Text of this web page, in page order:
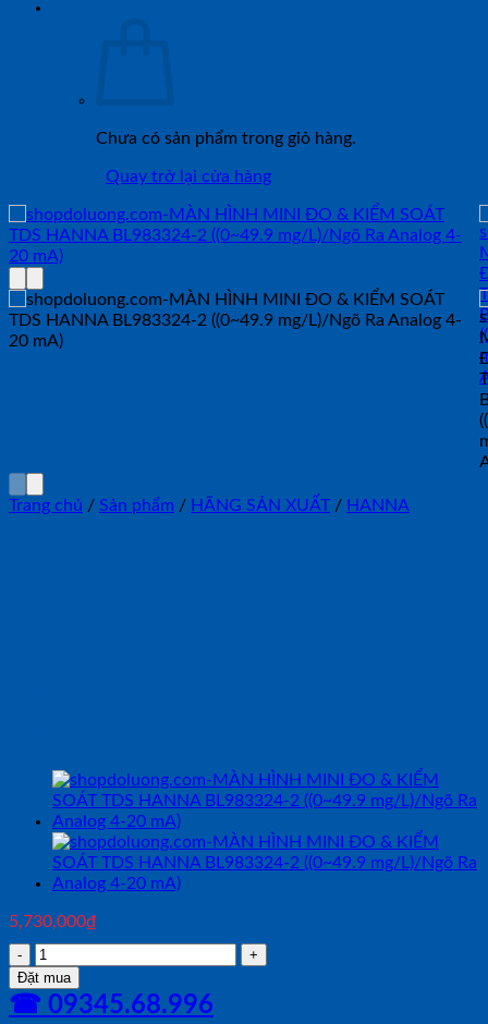
Chưa có sản phẩm trong giỏ hàng.
Quay trở lại cửa hàng
Trang chủ / Sản phẩm / HÃNG SẢN XUẤT / HANNA
5,730,000₫
MÀN
HÌNH
MINI
ĐO
Đặt mua
☎ 09345.68.996